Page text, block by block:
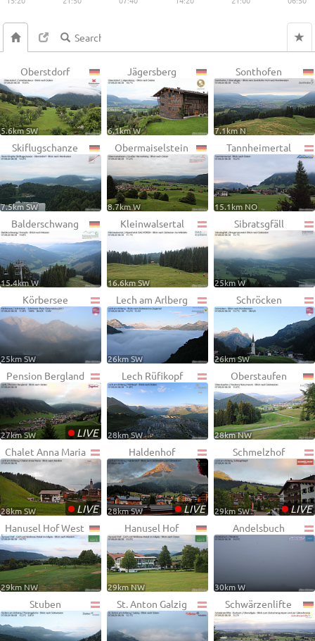
Oberstdorf
5.6km SW
Jägersberg
6.1km W
Sonthofen
7.1km N
Skiflugschanze
7.5km SW
Obermaiselstein
8.7km W
Tannheimertal
15.1km NO
Balderschwang
15.4km W
Kleinwalsertal
16.6km SW
Sibratsgfäll
25km W
Körbersee
25km SW
Lech am Arlberg
26km SW
Schröcken
26km SW
Pension Bergland
•LIVE
27km SW
Lech Rüfikopf
28km SW
Oberstaufen
28km NW
Chalet Anna Maria
•LIVE
28km SW
Haldenhof
•LIVE
28km SW
Schmelzhof
•LIVE
29km SW
Hanusel Hof West
29km NW
Hanusel Hof
29km NW
Andelsbuch
30km W
Stuben St. Anton Galzig Schwärzenlifte